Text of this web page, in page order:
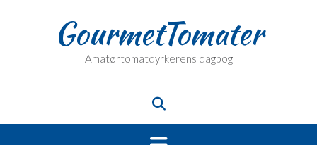
GourmetTomater
Amatørtomatdyrkerens dagbog